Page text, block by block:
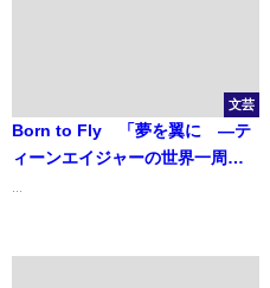
文芸
Born to Fly 「夢を翼に ―テ
ィーンエイジャーの世界一周単